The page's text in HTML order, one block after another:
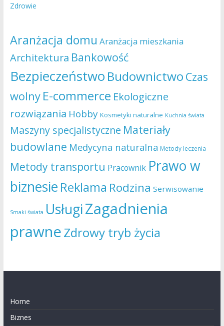
Zdrowie
Aranżacja domu Aranżacja mieszkania
Architektura Bankowość
Bezpieczeństwo Budownictwo Czas
wolny E-commerce Ekologiczne
rozwiązania Hobby Kosmetyki naturalne Kuchnia świata
Maszyny specjalistyczne Materiały
budowlane Medycyna naturalna Metody leczenia
Metody transportu Pracownik Prawo w
biznesie Reklama Rodzina Serwisowanie
Smaki świata UsługiZagadnienia
prawneZdrowy tryb życia
Home
Biznes